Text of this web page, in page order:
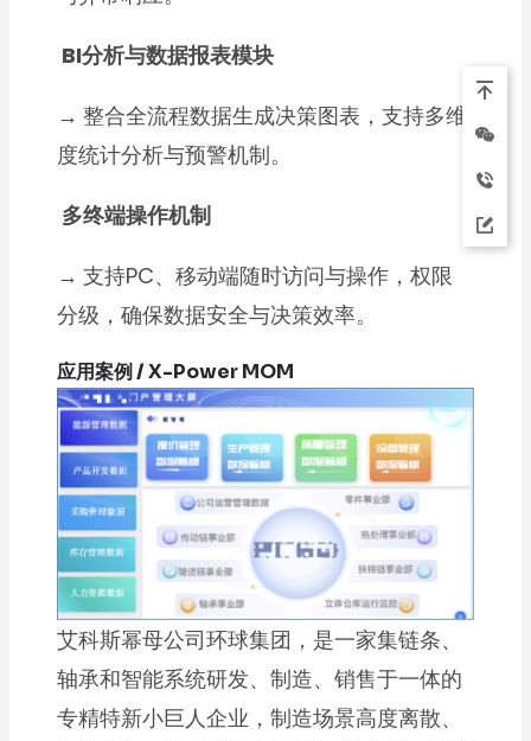
BI分析与数据报表模块
→整合全流程数据生成决策图表，支持多维
度统计分析与预警机制。
多终端操作机制
→支持PC、移动端随时访问与操作，权限
分级，确保数据安全与决策效率。
应用案例 / X-Power MOM
艾科斯幂母公司环球集团，是一家集链条、
轴承和智能系统研发、制造、销售于一体的
专精特新小巨人企业，制造场景高度离散、